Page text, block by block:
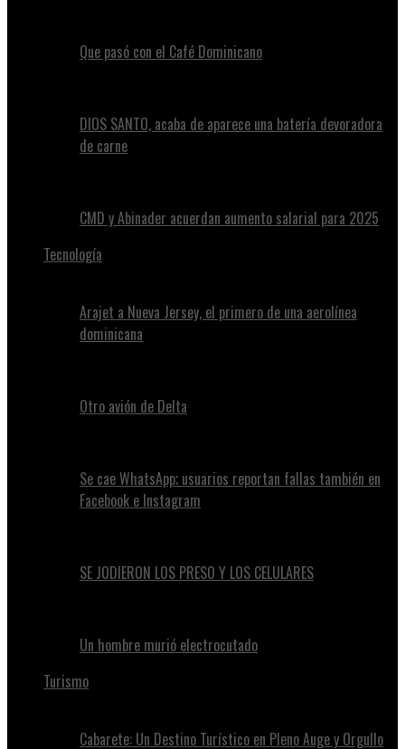
Que pasó con el Café Dominicano
DIOS SANTO, acaba de aparece una batería devoradora
de carne
CMD y Abinader acuerdan aumento salarial para 2025
Tecnología
Arajet a Nueva Jersey, el primero de una aerolínea
dominicana
Otro avión de Delta
Se cae WhatsApp; usuarios reportan fallas también en
Facebook e Instagram
SE JODIERON LOS PRESO Y LOS CELULARES
Un hombre murió electrocutado
Turismo
Cabarete: Un Destino Turístico en Pleno Auge y Orgullo